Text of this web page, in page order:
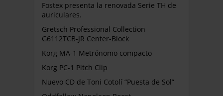
Fostex presenta la renovada Serie TH de
auriculares.
Gretsch Professional Collection
G6112TCB-JR Center-Block
Korg MA-1 Metrónomo compacto
Korg PC-1 Pitch Clip
Nuevo CD de Toni Cotolí “Puesta de Sol”